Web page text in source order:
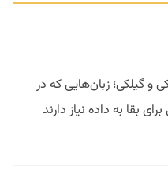
و گیلکی؛ زبان‌هایی که در
بقا به داده نیاز دارند